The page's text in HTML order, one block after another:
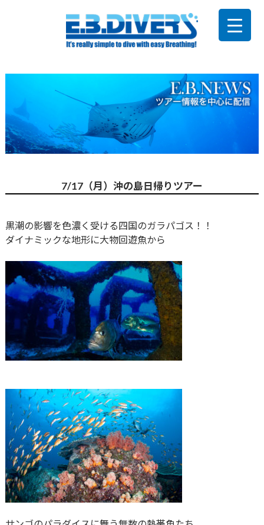
7/17（月）沖の島日帰りツアー
黒潮の影響を色濃く受ける四国のガラパゴス！！
ダイナミックな地形に大物回遊魚から